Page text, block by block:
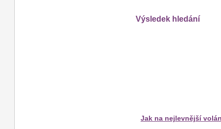
Výsledek hledání
Jak na nejlevnější